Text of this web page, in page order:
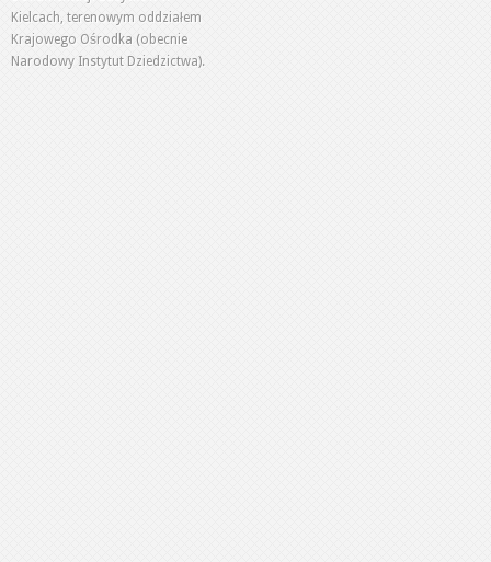
Kielcach, terenowym oddziałem
Krajowego Ośrodka (obecnie
Narodowy Instytut Dziedzictwa).